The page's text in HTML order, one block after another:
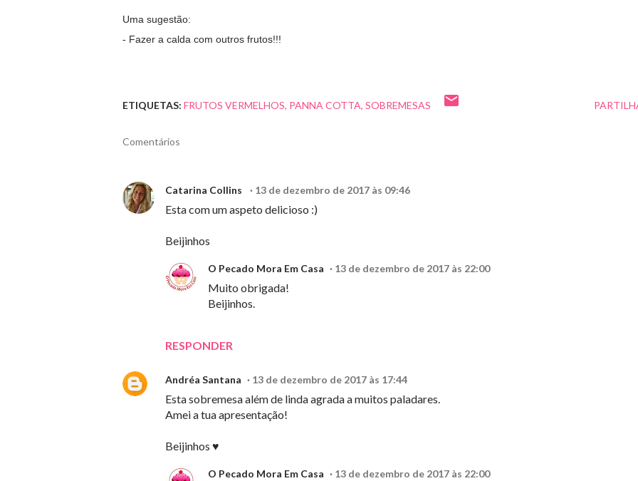
Uma sugestão:
- Fazer a calda com outros frutos!!!
ETIQUETAS: FRUTOS VERMELHOS PANNA COTTA SOBREMESAS
Comentários
Catarina Collins 13 de dezembro de 2017 às 09:46
Esta com um aspeto delicioso :)
Beijinhos
RESPONDER
O Pecado Mora Em Casa 13 de dezembro de 2017 às 22:00
Muito obrigada!
Beijinhos.
Andréa Santana 13 de dezembro de 2017 às 17:44
Esta sobremesa além de linda agrada a muitos paladares.
Amei a tua apresentação!
Beijinhos ♥
O Pecado Mora Em Casa 13 de dezembro de 2017 às 22:00